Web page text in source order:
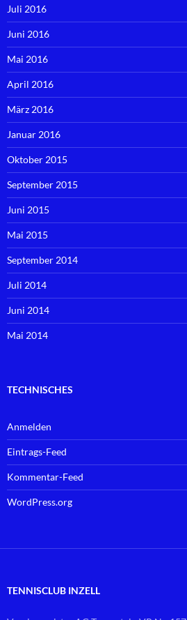
Juli 2016
Juni 2016
Mai 2016
April 2016
März 2016
Januar 2016
Oktober 2015
September 2015
Juni 2015
Mai 2015
September 2014
Juli 2014
Juni 2014
Mai 2014
TECHNISCHES
Anmelden
Eintrags-Feed
Kommentar-Feed
WordPress.org
TENNISCLUB INZELL